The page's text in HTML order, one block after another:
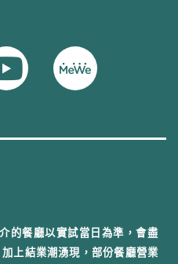
的餐廳以實試當日為準，會盡
上結業潮湧現，部份餐廳營業